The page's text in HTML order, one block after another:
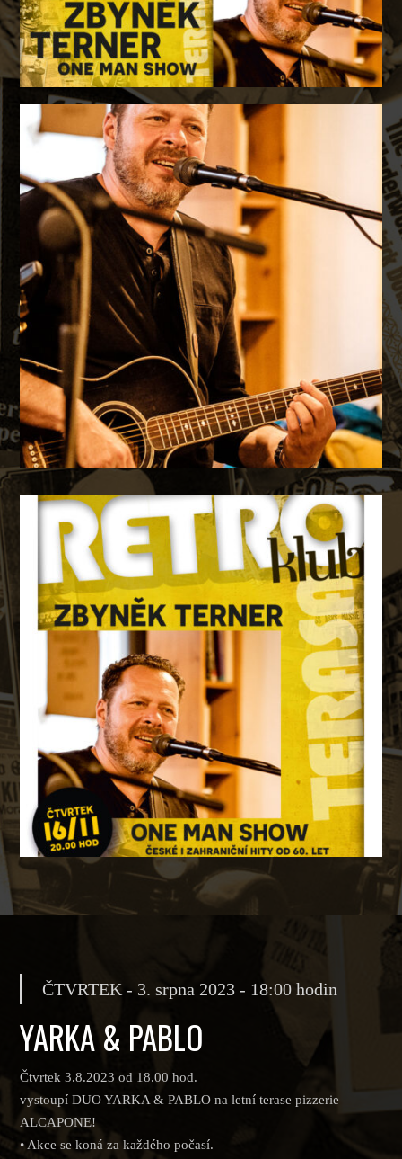
ČTVRTEK - 3. srpna 2023 - 18:00 hodin
YARKA & PABLO
Čtvrtek 3.8.2023 od 18.00 hod.
vystoupí DUO YARKA & PABLO na letní terase pizzerie
ALCAPONE!
• Akce se koná za každého počasí.